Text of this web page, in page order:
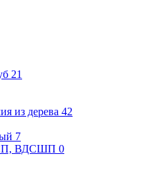
21
из дерева 42
7
ВДСШП 0